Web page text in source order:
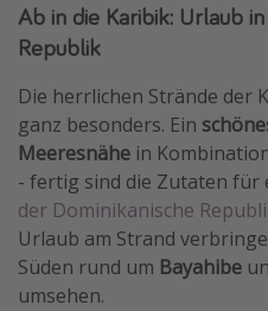
Ab in die Karibik: Urlaub
Republik
Die herrlichen Strände der
ganz besonders. Ein
Meeresnähe in
- fertig sind die Zutaten für
der Dominikanische
Urlaub am Strand
Süden rund um Bayahibe
umsehen.